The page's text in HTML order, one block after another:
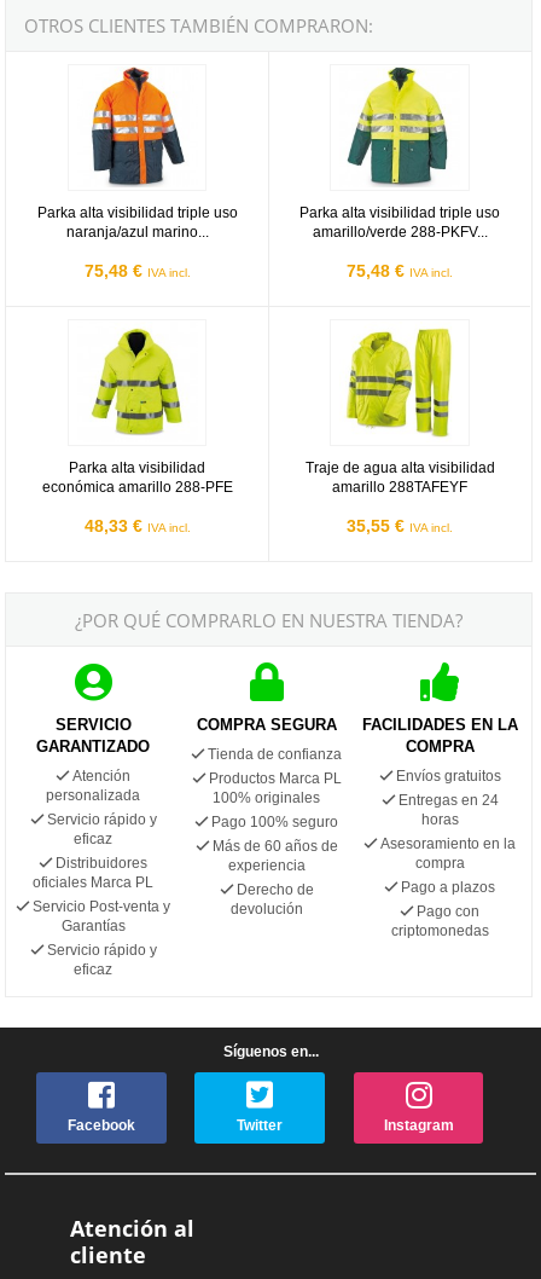
OTROS CLIENTES TAMBIÉN COMPRARON:
Parka alta visibilidad triple uso
naranja/azul marino...
75,48 € IVA incl.
Parka alta visibilidad triple uso naranja/azul marino 288-PKFN Mix
Parka alta visibilidad triple uso
amarillo/verde 288-PKFV...
75,48 € IVA incl.
Parka alta visibilidad triple uso
Parka alta visibilidad
económica amarillo 288-PFE
48,33 € IVA incl.
Traje de agua alta visibilidad
amarillo 288TAFEYF
35,55 € IVA incl.
¿POR QUÉ COMPRARLO EN NUESTRA TIENDA?
SERVICIO
GARANTIZADO
Atención
personalizada
Servicio rápido y
eficaz
Distribuidores
oficiales Marca PL
Servicio Post-venta y
Garantías
Servicio rápido y
eficaz
COMPRA SEGURA
Tienda de confianza
Productos Marca PL
100% originales
Pago 100% seguro
Más de 60 años de
experiencia
Derecho de
devolución
FACILIDADES EN LA
COMPRA
Envíos gratuitos
Entregas en 24
horas
Asesoramiento en la
compra
Pago a plazos
Pago con
criptomonedas
Síguenos en...
Facebook Twitter Instagram
Atención al
cliente